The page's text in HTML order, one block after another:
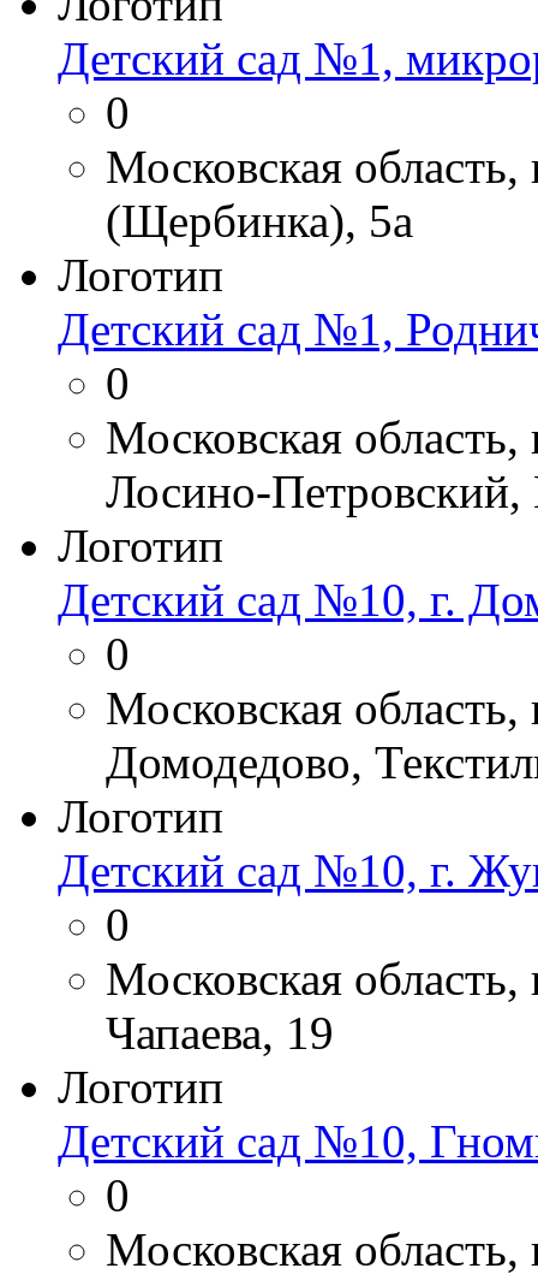
Детский сад №1,
0
Московская
(Щербинка), 5а
Логотип
Детский сад №1,
0
Московская
Лосино-Петровский,
Логотип
Детский сад №10, г.
0
Московская
Домодедово,
Логотип
Детский сад №10, г.
0
Московская
Чапаева, 19
Логотип
Детский сад №10,
0
Московская область,